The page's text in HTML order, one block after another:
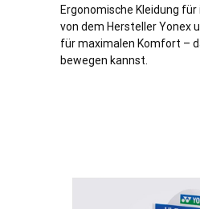
Ergonomische Kleidung
von dem Hersteller Yonex
für maximalen Komfort –
bewegen kannst.